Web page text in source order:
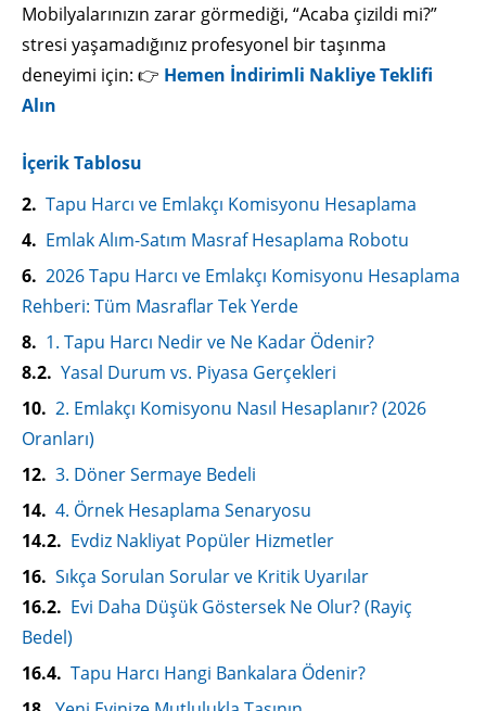
Mobilyalarınızın zarar görmediği, “Acaba çizildi mi?”
stresi yaşamadığınız profesyonel bir taşınma
deneyimi için: 👉 Hemen İndirimli Nakliye Teklifi
Alın
İçerik Tablosu
Tapu Harcı ve Emlakçı Komisyonu Hesaplama
Emlak Alım-Satım Masraf Hesaplama Robotu
2026 Tapu Harcı ve Emlakçı Komisyonu Hesaplama
Rehberi: Tüm Masraflar Tek Yerde
1. Tapu Harcı Nedir ve Ne Kadar Ödenir?
Yasal Durum vs. Piyasa Gerçekleri
2. Emlakçı Komisyonu Nasıl Hesaplanır? (2026
Oranları)
3. Döner Sermaye Bedeli
4. Örnek Hesaplama Senaryosu
Evdiz Nakliyat Popüler Hizmetler
Sıkça Sorulan Sorular ve Kritik Uyarılar
Evi Daha Düşük Göstersek Ne Olur? (Rayiç
Bedel)
Tapu Harcı Hangi Bankalara Ödenir?